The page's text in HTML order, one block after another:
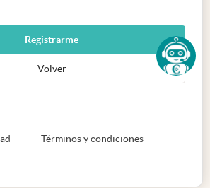
Registrarme
Volver
abre en nueva pestaña
Términos y condicionesabre en nueva